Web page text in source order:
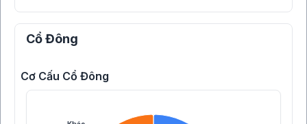
Cổ Đông
Cơ Cấu Cổ Đông